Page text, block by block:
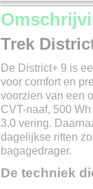
Productcode
Merk
Model
Framemaat
Kleur
Versnellingen
Materiaal
Aandrijving
Max. snelheid
Gewicht
Wielmaat
Trek
De District+ 9 is
voor comfort en
voorzien van een
CVT-naaf, 500
3.0 vering.
dagelijkse ritten
bagagedrager.
De techniek